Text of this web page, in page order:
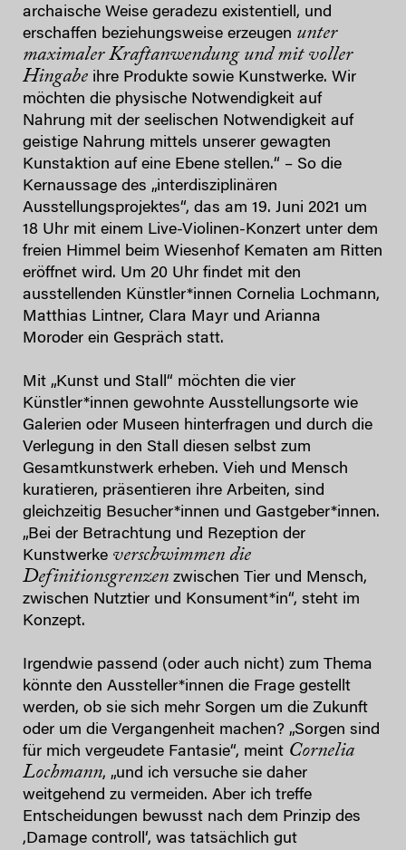
archaische Weise geradezu existentiell, und
erschaffen beziehungsweise erzeugen unter
maximaler Kraftanwendung und mit voller
Hingabe ihre Produkte sowie Kunstwerke. Wir
möchten die physische Notwendigkeit auf
Nahrung mit der seelischen Notwendigkeit auf
geistige Nahrung mittels unserer gewagten
Kunstaktion auf eine Ebene stellen.“ – So die
Kernaussage des „interdisziplinären
Ausstellungsprojektes“, das am 19. Juni 2021 um
18 Uhr mit einem Live-Violinen-Konzert unter dem
freien Himmel beim Wiesenhof Kematen am Ritten
eröffnet wird. Um 20 Uhr findet mit den
ausstellenden Künstler*innen Cornelia Lochmann,
Matthias Lintner, Clara Mayr und Arianna
Moroder ein Gespräch statt.
Mit „Kunst und Stall“ möchten die vier
Künstler*innen gewohnte Ausstellungsorte wie
Galerien oder Museen hinterfragen und durch die
Verlegung in den Stall diesen selbst zum
Gesamtkunstwerk erheben. Vieh und Mensch
kuratieren, präsentieren ihre Arbeiten, sind
gleichzeitig Besucher*innen und Gastgeber*innen.
„Bei der Betrachtung und Rezeption der
Kunstwerke verschwimmen die
Definitionsgrenzen zwischen Tier und Mensch,
zwischen Nutztier und Konsument*in“, steht im
Konzept.
Irgendwie passend (oder auch nicht) zum Thema
könnte den Aussteller*innen die Frage gestellt
werden, ob sie sich mehr Sorgen um die Zukunft
oder um die Vergangenheit machen? „Sorgen sind
für mich vergeudete Fantasie“, meint Cornelia
Lochmann, „und ich versuche sie daher
weitgehend zu vermeiden. Aber ich treffe
Entscheidungen bewusst nach dem Prinzip des
,Damage controll‘, was tatsächlich gut